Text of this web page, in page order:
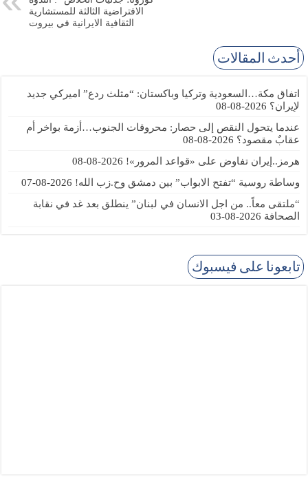
الافتراضية الثالثة للمستشارية
الثقافية الايرانية في بيروت
أحدث المقالات
اتفاق مكة…السعودية وتركيا وباكستان: “مثلث ردع” اميركي جديد
لإيران؟ 2026-08-08
عندما يتحول النقص إلى حصار: محروقات الجنوب…أزمة بواخر أم
عقابٌ مقصود؟ 2026-08-08
هرمز..إيران تفاوض على «قواعد المرور»! 2026-08-08
وساطة روسية “تفتح الابواب” بين دمشق وح.زب الله! 2026-08-07
“ملتقى معاً.. من اجل الانسان في لبنان” ينطلق بعد غد في نقابة
الصحافة 2026-08-03
تابعونا على فيسبوك